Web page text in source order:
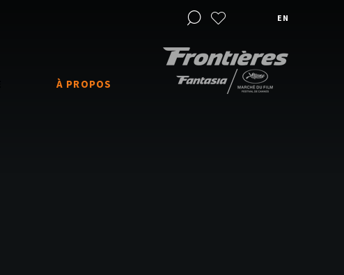
À PROPOS
EN